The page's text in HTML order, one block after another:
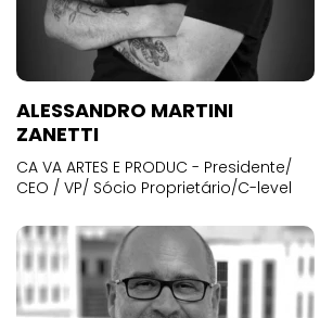
ALESSANDRO MARTINI
ZANETTI
CA VA ARTES E PRODUC - Presidente/
CEO / VP/ Sócio Proprietário/C-level